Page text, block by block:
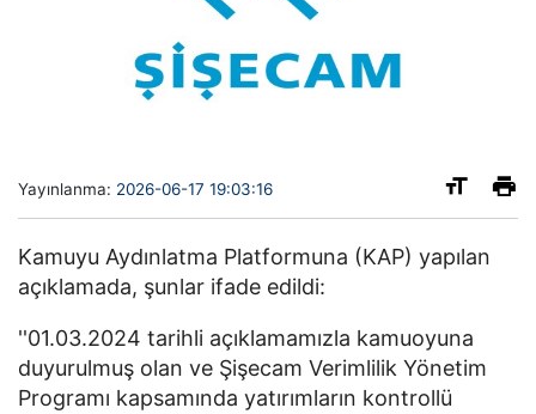
Yayınlanma: 2026-06-17 19:03:16
Kamuyu Aydınlatma Platformuna (KAP) yapılan
açıklamada, şunlar ifade edildi:
''01.03.2024 tarihli açıklamamızla kamuoyuna
duyurulmuş olan ve Şişecam Verimlilik Yönetim
Programı kapsamında yatırımların kontrollü